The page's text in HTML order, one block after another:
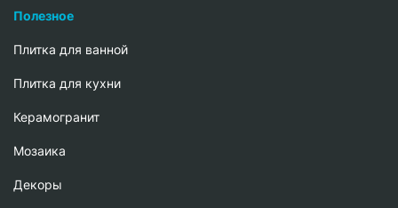
Полезное
Плитка для ванной
Плитка для кухни
Керамогранит
Мозаика
Декоры